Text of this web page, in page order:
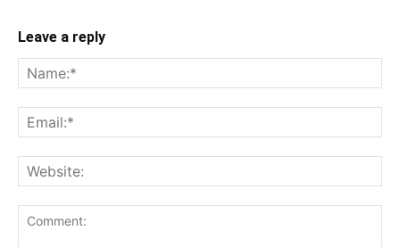
Leave a reply